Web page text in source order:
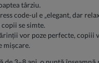
târziu.
code-ul e „elegant, dar
copii se simte.
vor poze perfecte, copiii
mișcare.